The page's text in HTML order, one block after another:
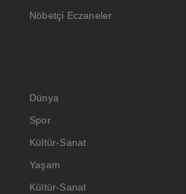
Nöbetçi Eczaneler
Dünya
Spor
Kültür-Sanat
Yaşam
Kültür-Sanat